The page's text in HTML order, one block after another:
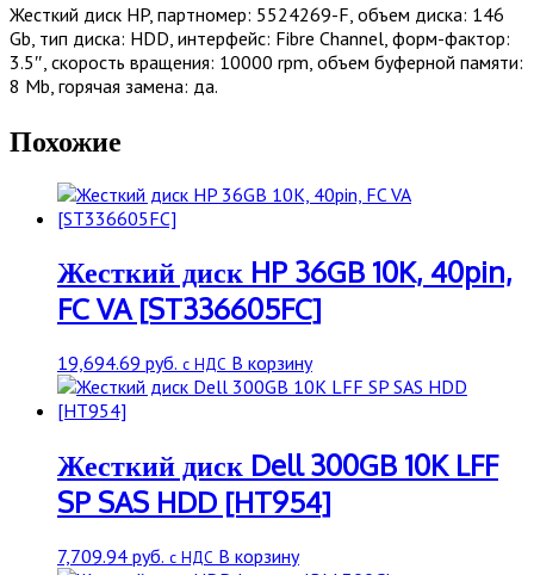
146
Gb
/
HDD
Fibre
3.5"
10000
Жесткий диск HP, партномер: 5524269-F, объем диска: 146
Gb, тип диска: HDD, интерфейс: Fibre Channel, форм-фактор:
3.5″, скорость вращения: 10000 rpm, объем буферной памяти:
8 Mb, горячая замена: да.
Похожие
Жесткий диск HP 36GB 10K, 40pin,
FC VA [ST336605FC]
19,694.69 руб. с НДС В корзину
Жесткий диск Dell 300GB 10K LFF
SP SAS HDD [HT954]
7,709.94 руб. с НДС В корзину